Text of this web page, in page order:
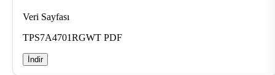
Veri Sayfası
TPS7A4701RGWT PDF
İndir